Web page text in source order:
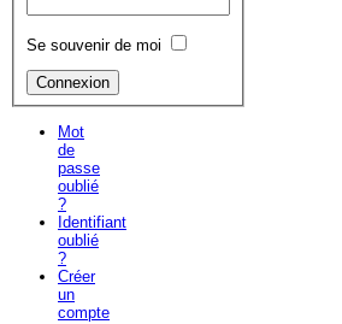
Se souvenir de moi
Mot
de
passe
oublié
?
Identifiant
oublié
?
Créer
un
compte